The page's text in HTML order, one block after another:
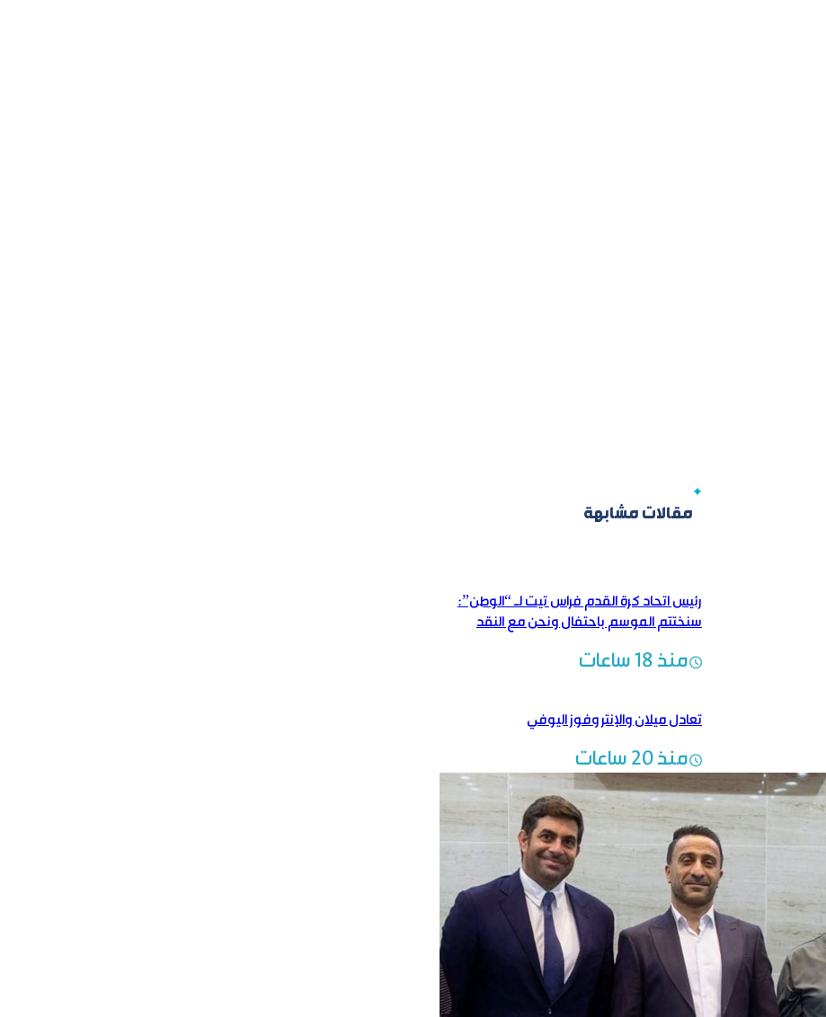
مقالات مشابهة
رئيس اتحاد كرة القدم فراس تيت لـ “الوطن”:
سنختتم الموسم باحتفال ونحن مع النقد
منذ 18 ساعات
تعادل ميلان والإنتر وفوز اليوفي
منذ 20 ساعات